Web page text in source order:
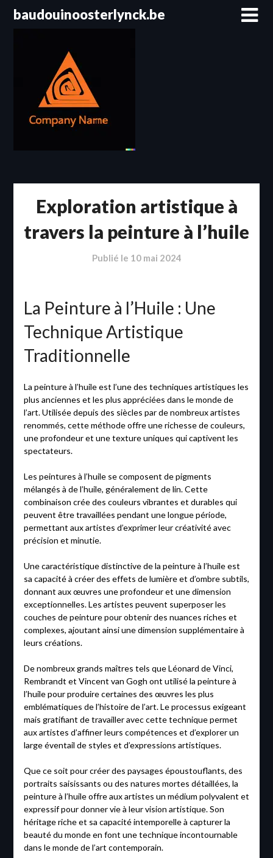
Passerbaudouinoosterlynck.be
Exploration artistique à
travers la peinture à l’huile
Publié le 10 mai 2024
La Peinture à l’Huile : Une
Technique Artistique
Traditionnelle
La peinture à l’huile est l’une des techniques artistiques les
plus anciennes et les plus appréciées dans le monde de
l’art. Utilisée depuis des siècles par de nombreux artistes
renommés, cette méthode offre une richesse de couleurs,
une profondeur et une texture uniques qui captivent les
spectateurs.
Les peintures à l’huile se composent de pigments
mélangés à de l’huile, généralement de lin. Cette
combinaison crée des couleurs vibrantes et durables qui
peuvent être travaillées pendant une longue période,
permettant aux artistes d’exprimer leur créativité avec
précision et minutie.
Une caractéristique distinctive de la peinture à l’huile est
sa capacité à créer des effets de lumière et d’ombre subtils,
donnant aux œuvres une profondeur et une dimension
exceptionnelles. Les artistes peuvent superposer les
couches de peinture pour obtenir des nuances riches et
complexes, ajoutant ainsi une dimension supplémentaire à
leurs créations.
De nombreux grands maîtres tels que Léonard de Vinci,
Rembrandt et Vincent van Gogh ont utilisé la peinture à
l’huile pour produire certaines des œuvres les plus
emblématiques de l’histoire de l’art. Le processus exigeant
mais gratifiant de travailler avec cette technique permet
aux artistes d’affiner leurs compétences et d’explorer un
large éventail de styles et d’expressions artistiques.
Que ce soit pour créer des paysages époustouflants, des
portraits saisissants ou des natures mortes détaillées, la
peinture à l’huile offre aux artistes un médium polyvalent et
expressif pour donner vie à leur vision artistique. Son
héritage riche et sa capacité intemporelle à capturer la
beauté du monde en font une technique incontournable
dans le monde de l’art contemporain.